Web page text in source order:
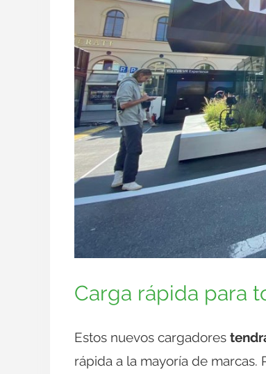
Carga rápida para
Estos nuevos cargadores
rápida a la mayoría de